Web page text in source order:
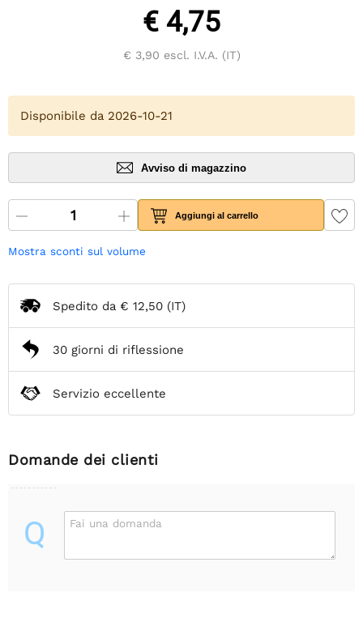
€ 4,75
€ 3,90 escl. I.V.A. (IT)
Disponibile da 2026-10-21
Avviso di magazzino
Aggiungi al carrello
Mostra sconti sul volume
Spedito da € 12,50 (IT)
30 giorni di riflessione
Servizio eccellente
Domande dei clienti
Q Fai una domanda